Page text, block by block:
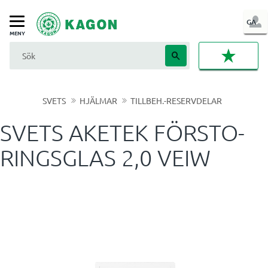
Meny
GA
IN
SVETS HJÄLMAR TILLBEH.-RESERVDELAR
SVETS AKETEK FÖRSTO-
RINGSGLAS 2,0 VEIW